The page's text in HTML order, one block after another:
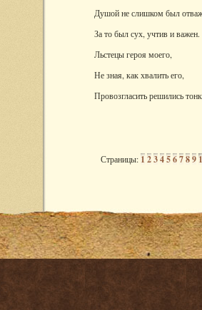
Душой не слишком был
За то был сух, учтив и важен.
Льстецы героя моего,
Не зная, как хвалить его,
Провозгласить решились
Страницы:1 23456789